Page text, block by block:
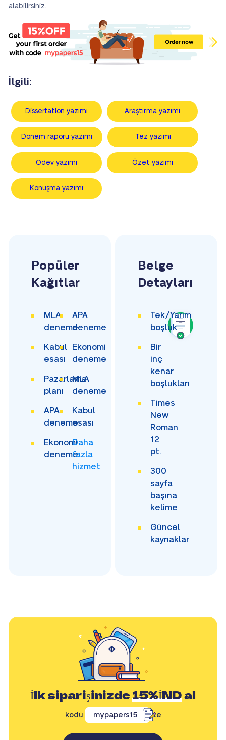
alabilirsiniz.
İlgili:
Dissertation yazımı Araştırma yazımı
Dönem raporu yazımı Tez yazımı
Ödev yazımı Özet yazımı
Konuşma yazımı
Popüler
Kağıtlar
MLA
deneme
APA
deneme
Kabul
esası
Ekonomi
deneme
Pazarlama
planı
MLA
deneme
APA
deneme
Kabul
esası
Ekonomi
deneme
Daha
fazla
hizmet
Belge
Detayları
Tek/Yarım
boşluk
Bir
inç
kenar
boşlukları
Times
New
Roman
12
pt.
300
sayfa
başına
kelime
Güncel
kaynaklar
İlk siparişinizde15%İNDal
kodu mypapers15 ile